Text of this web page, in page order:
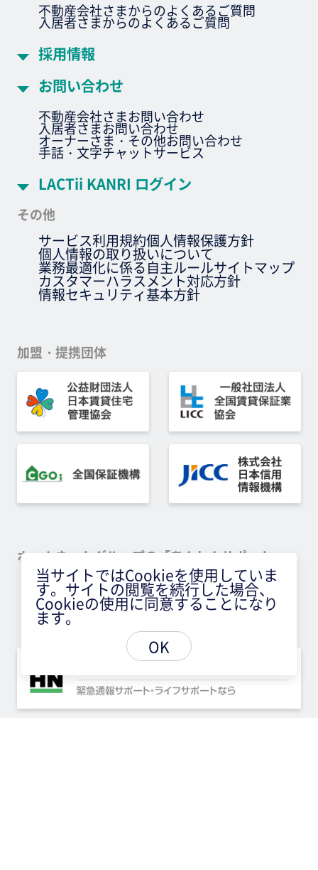
不動産会社さまからのよくあるご質問
入居者さまからのよくあるご質問
採用情報
お問い合わせ
不動産会社さまお問い合わせ
入居者さまお問い合わせ
オーナーさま・その他お問い合わせ
手話・文字チャットサービス
LACTii KANRI ログイン
その他
サービス利用規約個人情報保護方針
個人情報の取り扱いについて
業務最適化に係る自主ルールサイトマップ
カスタマーハラスメント対応方針
情報セキュリティ基本方針
加盟・提携団体
ホームネットグループの「あんしんサポート」
当サイトではCookieを使用していま
す。サイトの閲覧を続行した場合、
Cookieの使用に同意することになり
ます。
OK